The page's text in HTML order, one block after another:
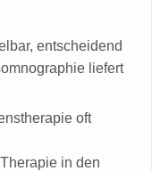
entscheidend
liefert
oft
in den